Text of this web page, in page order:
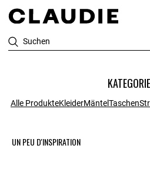
Suchen
Alle ProdukteKleiderMäntelTaschen
UN PEU D'INSPIRATION